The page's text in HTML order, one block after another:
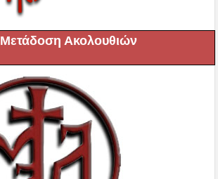
Μετάδοση Ακολουθιών